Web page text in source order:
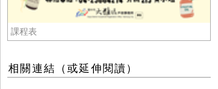
課程表
相關連結（或延伸閱讀）